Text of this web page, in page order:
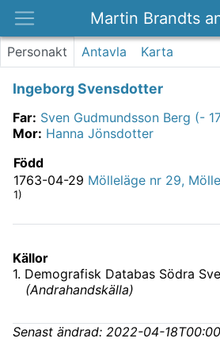
Martin Brandts
Platser
Om
Kontakt
Personakt Antavla Karta
Ingeborg Svensdotter
Far: Sven Gudmundsson Berg (-
Mor: Hanna Jönsdotter
Född
1763-04-29 Mölleläge nr 29,
1)
Källor
1. Demografisk Databas Södra
(Andrahandskälla)
Senast ändrad: 2022-04-